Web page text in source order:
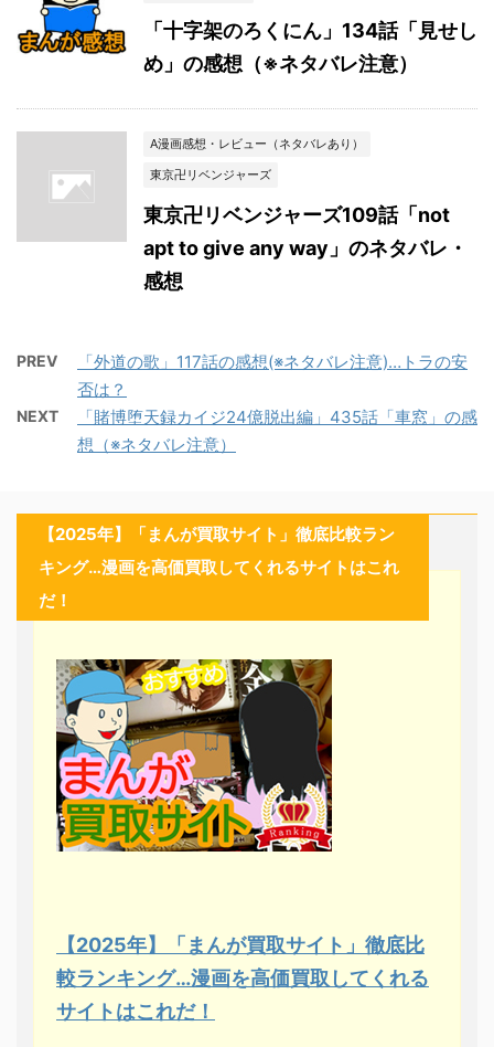
「十字架のろくにん」134話「見せし
め」の感想（※ネタバレ注意）
A漫画感想・レビュー（ネタバレあり）
東京卍リベンジャーズ
東京卍リベンジャーズ109話「not
apt to give any way」のネタバレ・
感想
PREV
「外道の歌」117話の感想(※ネタバレ注意)…トラの安
否は？
NEXT
「賭博堕天録カイジ24億脱出編」435話「車窓」の感
想（※ネタバレ注意）
【2025年】「まんが買取サイト」徹底比較ラン
キング…漫画を高価買取してくれるサイトはこれ
だ！
【2025年】「まんが買取サイト」徹底比
較ランキング…漫画を高価買取してくれる
サイトはこれだ！